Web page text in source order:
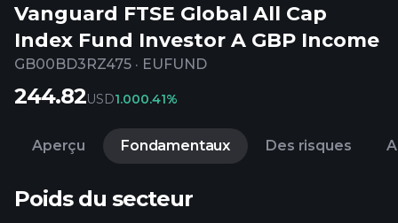
Vanguard FTSE Global All Cap
Index Fund Investor A GBP Income
GB00BD3RZ475 · EUFUND
244.82USD1.000.41%
Aperçu Fondamentaux Des risques
Poids du secteur